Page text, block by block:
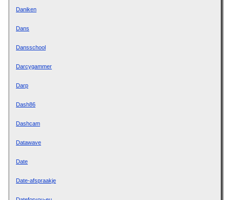
Daniken
Dans
Dansschool
Darcygammer
Darp
Dash86
Dashcam
Datawave
Date
Date-afspraakje